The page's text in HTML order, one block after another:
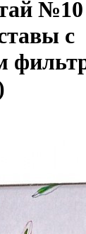
№10
с